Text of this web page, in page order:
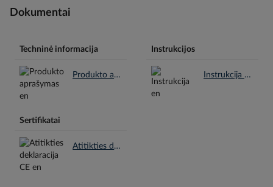
Dokumentai
Techninė informacija
Produkto aprašymas en.pdf
Instrukcijos
Instrukcija en.pdf
Sertifikatai
Atitikties deklaracija CE en.pdf